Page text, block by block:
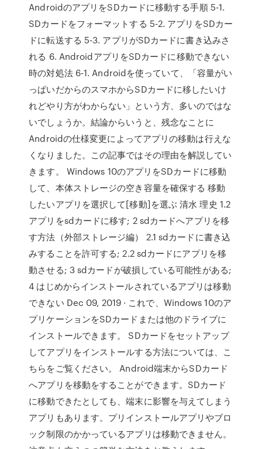
AndroidのアプリをSDカードに移動する手順 5-1.
SDカードをフォーマットする 5-2. アプリをSDカー
ドに転送する 5-3. アプリがSDカードに書き込みさ
れる 6. AndroidアプリをSDカードに移動できない
時の対処法 6-1. Androidを使っていて、「容量がい
っぱいだからのスマホからSDカードに移したいけ
れどやり方がわからない」という方、多いのではな
いでしょうか。結論からいうと、残念なことに
Androidの仕様変更によってアプリの移動は行えな
くなりました。この記事ではその理由を解説してい
きます。 Windows 10のアプリをSDカードに移動
して、本体ストレージの空き容量を確保する 移動
したいアプリを選択して[移動]を選ぶ 清水 理史 1.2
アプリをsdカードに移す; 2 sdカードへアプリを移
す方法（外部ストレージ編） 2.1 sdカードに書き込
みすることを許可する; 2.2 sdカードにアプリを移
動させる; 3 sdカードが破損している可能性がある;
4 はじめからインストールされているアプリは移動
できない Dec 09, 2019 · これで、Windows 10のア
プリケーションをSDカードまたは他のドライブに
インストールできます。 SDカードをセットアップ
してアプリをインストールする方法については、こ
ちらをご覧ください。 Android端末からSDカード
へアプリを移動をすることができます。SDカード
に移動できたとしても、端末に影響を与えてしまう
アプリもあります。プリインストールアプリやブロ
ック制限のかかっているアプリは移動できません。